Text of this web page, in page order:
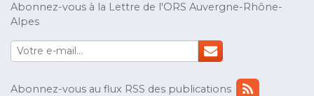
Abonnez-vous à la Lettre de l'ORS Auvergne-Rhône-
Alpes
Abonnez-vous au flux RSS des publications